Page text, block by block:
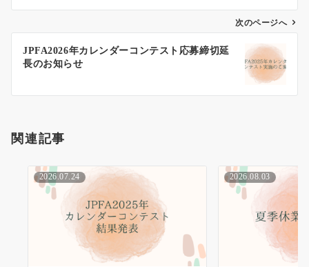
ン
次のページへ
JPFA2026年カレンダーコンテスト応募締切延
長のお知らせ
関連記事
2026.07.24 2026.08.03